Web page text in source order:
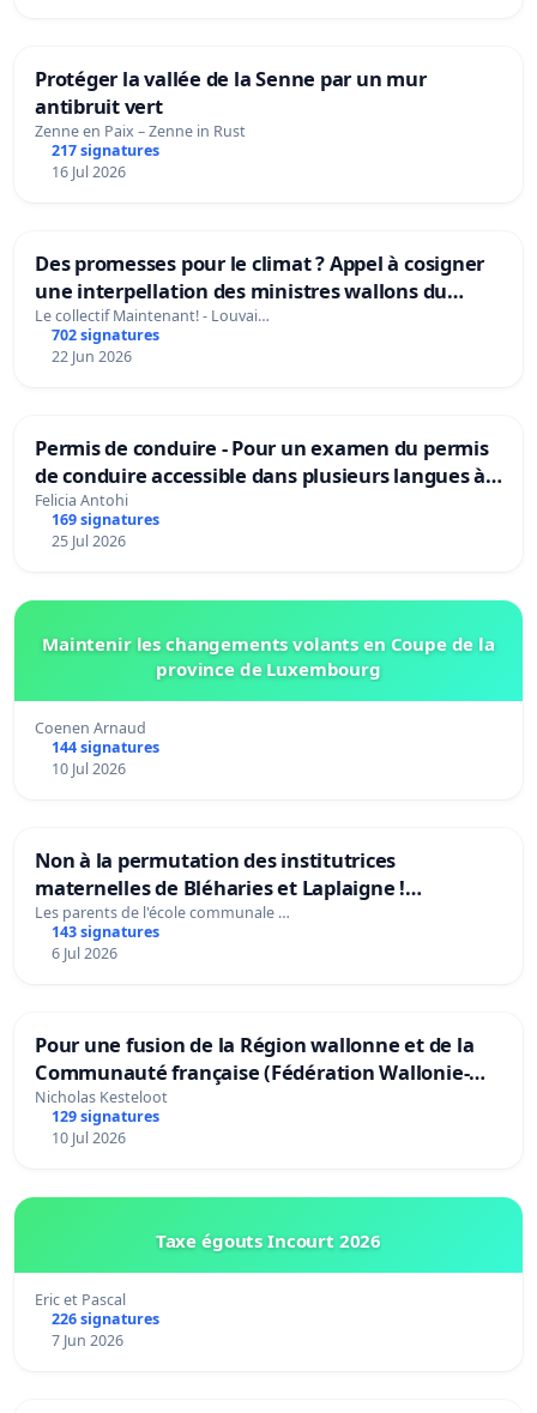
Protéger la vallée de la Senne par un mur
antibruit vert
Zenne en Paix – Zenne in Rust
217 signatures
16 Jul 2026
Des promesses pour le climat ? Appel à cosigner
une interpellation des ministres wallons du
climat et de l’environnement.
Le collectif Maintenant! - Louvai…
702 signatures
22 Jun 2026
Permis de conduire - Pour un examen du permis
de conduire accessible dans plusieurs langues à
Bruxelles
Felicia Antohi
169 signatures
25 Jul 2026
Maintenir les changements volants en Coupe de la
province de Luxembourg
Coenen Arnaud
144 signatures
10 Jul 2026
Non à la permutation des institutrices
maternelles de Bléharies et Laplaigne !
Préservons la stabilité de nos enfants.
Les parents de l'école communale …
143 signatures
6 Jul 2026
Pour une fusion de la Région wallonne et de la
Communauté française (Fédération Wallonie-
Bruxelles)
Nicholas Kesteloot
129 signatures
10 Jul 2026
Taxe égouts Incourt 2026
Eric et Pascal
226 signatures
7 Jun 2026